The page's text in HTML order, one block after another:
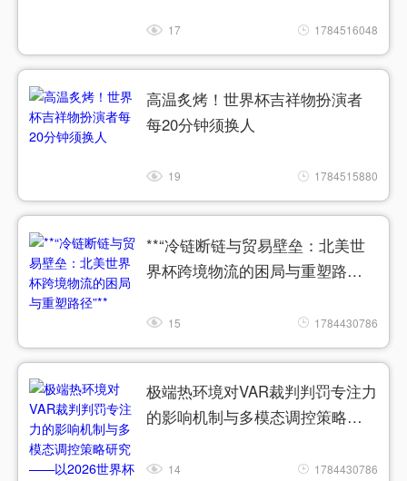
17 1784516048
高温炙烤！世界杯吉祥物扮演者
每20分钟须换人
19 1784515880
**“冷链断链与贸易壁垒：北美世
界杯跨境物流的困局与重塑路
15 1784430786
极端热环境对VAR裁判判罚专注力
的影响机制与多模态调控策略研
14 1784430786